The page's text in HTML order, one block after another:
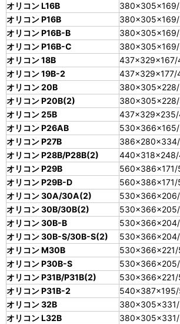
オリコン L16B
オリコン P16B
オリコン P16B-B
オリコン P16B-C
オリコン 18B
オリコン 19B-2
オリコン 20B
オリコン P20B(2)
オリコン 25B
オリコン P26AB
オリコン P27B
オリコン P28B/P28B(2)
オリコン P29B
オリコン P29B-D
オリコン 30A/30A(2)
オリコン 30B/30B(2)
オリコン 30B-B
オリコン 30B-S/30B-S(2)
オリコン M30B
オリコン P30B-S
オリコン P31B/P31B(2)
オリコン P31B-2
オリコン 32B
オリコン L32B